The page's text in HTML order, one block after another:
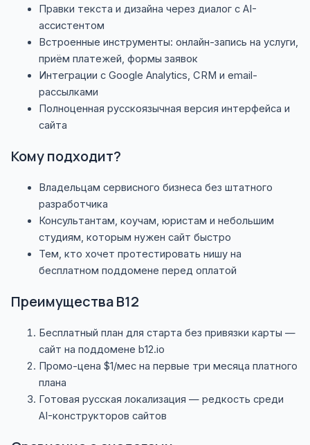
Правки текста и дизайна через диалог с AI-
ассистентом
Встроенные инструменты: онлайн-запись на услуги,
приём платежей, формы заявок
Интеграции с Google Analytics, CRM и email-
рассылками
Полноценная русскоязычная версия интерфейса и
сайта
Кому подходит?
Владельцам сервисного бизнеса без штатного
разработчика
Консультантам, коучам, юристам и небольшим
студиям, которым нужен сайт быстро
Тем, кто хочет протестировать нишу на
бесплатном поддомене перед оплатой
Преимущества B12
Бесплатный план для старта без привязки карты —
сайт на поддомене b12.io
Промо-цена $1/мес на первые три месяца платного
плана
Готовая русская локализация — редкость среди
AI-конструкторов сайтов